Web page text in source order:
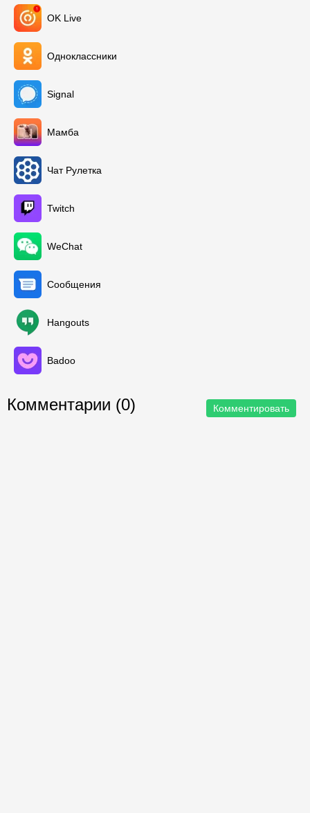
OK Live
Одноклассники
Signal
Мамба
Чат Рулетка
Twitch
WeChat
Сообщения
Hangouts
Badoo
Комментарии (0) Комментировать